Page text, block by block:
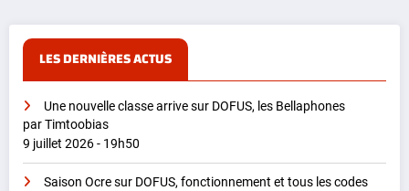
LES DERNIÈRES ACTUS
Une nouvelle classe arrive sur DOFUS, les Bellaphones
par Timtoobias
9 juillet 2026 - 19h50
Saison Ocre sur DOFUS, fonctionnement et tous les codes